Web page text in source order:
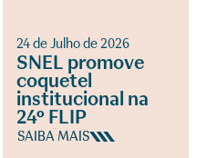
24 de Julho de 2026
SNEL promove
coquetel
institucional na
24º FLIP
SAIBA MAIS